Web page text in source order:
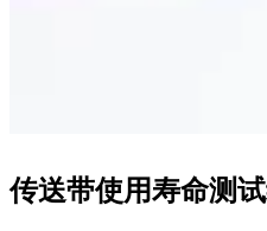
传送带使用寿命测